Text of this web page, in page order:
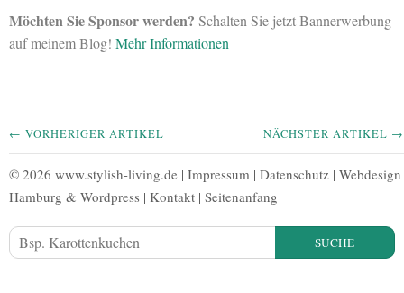
Möchten Sie Sponsor werden? Schalten Sie jetzt Bannerwerbung
auf meinem Blog! Mehr Informationen
← VORHERIGER ARTIKEL NÄCHSTER ARTIKEL →
© 2026 www.stylish-living.de | Impressum | Datenschutz | Webdesign
Hamburg & Wordpress | Kontakt | Seitenanfang
SUCHE